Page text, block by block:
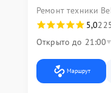
Ремонт техники
5,0
Открыто до 21:00
Маршрут